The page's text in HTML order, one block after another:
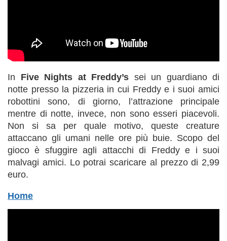
In Five Nights at Freddy’s sei un guardiano di
notte presso la pizzeria in cui Freddy e i suoi amici
robottini sono, di giorno, l’attrazione principale
mentre di notte, invece, non sono esseri piacevoli.
Non si sa per quale motivo, queste creature
attaccano gli umani nelle ore più buie. Scopo del
gioco è sfuggire agli attacchi di Freddy e i suoi
malvagi amici. Lo potrai scaricare al prezzo di 2,99
euro.
Home